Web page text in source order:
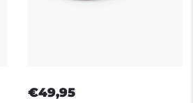
€49,95